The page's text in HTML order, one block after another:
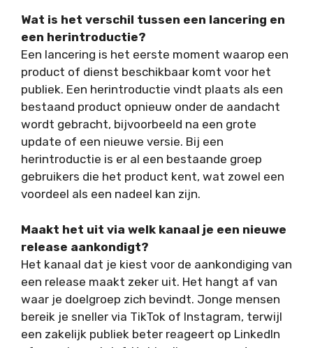
Wat is het verschil tussen een lancering en
een herintroductie?
Een lancering is het eerste moment waarop een
product of dienst beschikbaar komt voor het
publiek. Een herintroductie vindt plaats als een
bestaand product opnieuw onder de aandacht
wordt gebracht, bijvoorbeeld na een grote
update of een nieuwe versie. Bij een
herintroductie is er al een bestaande groep
gebruikers die het product kent, wat zowel een
voordeel als een nadeel kan zijn.
Maakt het uit via welk kanaal je een nieuwe
release aankondigt?
Het kanaal dat je kiest voor de aankondiging van
een release maakt zeker uit. Het hangt af van
waar je doelgroep zich bevindt. Jonge mensen
bereik je sneller via TikTok of Instagram, terwijl
een zakelijk publiek beter reageert op LinkedIn